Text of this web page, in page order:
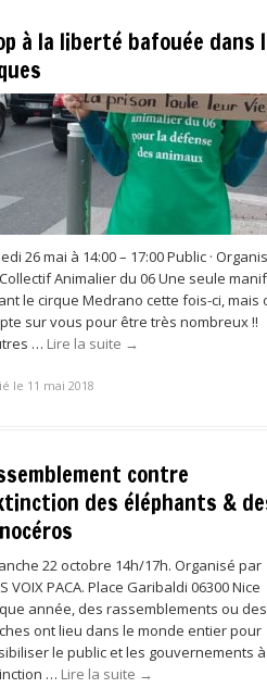
à la liberté bafouée dans
26 mai à 14:00 – 17:00 Public ·
Animalier du 06 Une seule manif
le cirque Medrano cette fois-ci, mais
sur vous pour être très nombreux !!
… Lire la suite →
le 11 mai 2018
contre
des éléphants &
22 octobre 14h/17h. Organisé par
VOIX PACA. Place Garibaldi 06300 Nice
année, des rassemblements ou des
ont lieu dans le monde entier pour
le public et les gouvernements à
… Lire la suite →